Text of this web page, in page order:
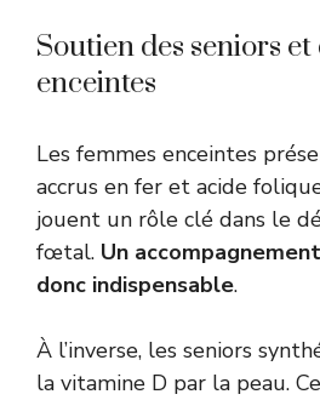
Soutien des seniors et
enceintes
Les femmes enceintes
accrus en fer et acide
jouent un rôle clé dans le
fœtal. Un
donc indispensable.
À l’inverse, les seniors
la vitamine D par la peau. Ce